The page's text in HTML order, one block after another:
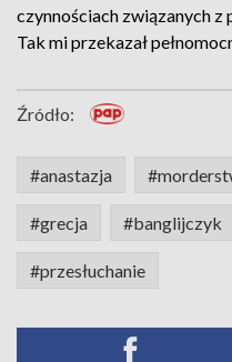
czynnościach związanych z
Tak mi przekazał
Źródło:
#anastazja
#grecja #banglijczyk
#przesłuchanie